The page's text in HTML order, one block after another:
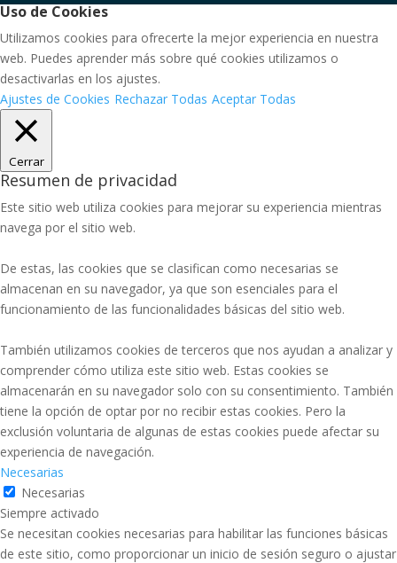
Uso de Cookies
Utilizamos cookies para ofrecerte la mejor experiencia en nuestra
web. Puedes aprender más sobre qué cookies utilizamos o
desactivarlas en los ajustes.
Ajustes de Cookies Rechazar Todas Aceptar Todas
Cerrar
Resumen de privacidad
Este sitio web utiliza cookies para mejorar su experiencia mientras
navega por el sitio web.
De estas, las cookies que se clasifican como necesarias se
almacenan en su navegador, ya que son esenciales para el
funcionamiento de las funcionalidades básicas del sitio web.
También utilizamos cookies de terceros que nos ayudan a analizar y
comprender cómo utiliza este sitio web. Estas cookies se
almacenarán en su navegador solo con su consentimiento. También
tiene la opción de optar por no recibir estas cookies. Pero la
exclusión voluntaria de algunas de estas cookies puede afectar su
experiencia de navegación.
Necesarias
Necesarias
Siempre activado
Se necesitan cookies necesarias para habilitar las funciones básicas
de este sitio, como proporcionar un inicio de sesión seguro o ajustar